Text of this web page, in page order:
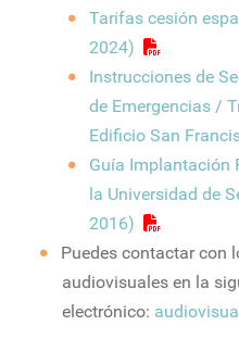
Tarifas cesión
2024)
Instrucciones de
de Emergencias /
Edificio San
Guía Implantación
la Universidad de
2016)
Puedes contactar con
audiovisuales en la
electrónico: